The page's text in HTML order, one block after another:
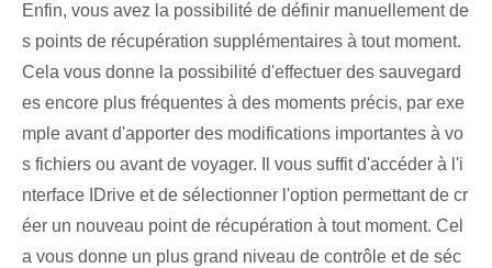
Enfin, vous avez la possibilité de définir manuellement de
s points de récupération supplémentaires à tout moment.
Cela vous donne la possibilité d'effectuer des sauvegard
es encore plus fréquentes à des moments précis, par exe
mple avant d'apporter des modifications importantes à vo
s fichiers ou avant de voyager. Il vous suffit d'accéder à l'i
nterface IDrive et de sélectionner l'option permettant de cr
éer un nouveau point de récupération à tout moment. Cel
a vous donne un plus grand niveau de contrôle et de séc